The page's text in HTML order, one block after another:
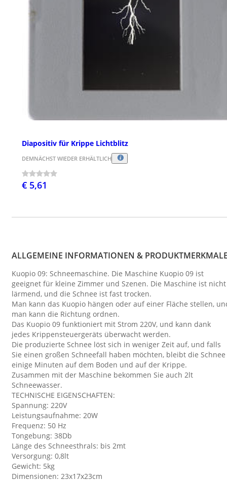
Diapositiv für Krippe Lichtblitz
DEMNÄCHST WIEDER ERHÄLTLICH
€ 5,61
ALLGEMEINE INFORMATIONEN &
Kuopio 09: Schneemaschine. Die Maschine Kuopio 09 ist
geeignet für kleine Zimmer und Szenen. Die Maschine ist nicht
lärmend, und die Schnee ist fast trocken.
Man kann das Kuopio hängen oder auf einer Fläche stellen,
man kann die Richtung ordnen.
Das Kuopio 09 funktioniert mit Strom 220V, und kann dank
jedes Krippensteuergeräts überwacht werden.
Die produzierte Schnee löst sich in weniger Zeit auf, und falls
Sie einen großen Schneefall haben möchten, bleibt die Schnee
einige Minuten auf dem Boden und auf der Krippe.
Zusammen mit der Maschine bekommen Sie auch 2lt
Schneewasser.
TECHNISCHE EIGENSCHAFTEN:
Spannung: 220V
Leistungsaufnahme: 20W
Frequenz: 50 Hz
Tongebung: 38Db
Länge des Schneesthrals: bis 2mt
Versorgung: 0,8lt
Gewicht: 5kg
Dimensionen: 23x17x23cm